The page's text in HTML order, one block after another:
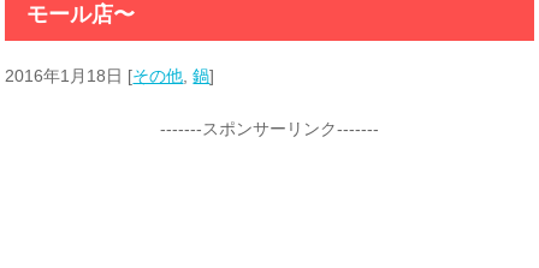
モール店〜
2016年1月18日 [その他 ,鍋]
-------スポンサーリンク-------